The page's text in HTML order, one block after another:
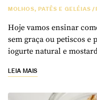
MOLHOS, PATÊS E GELÉIAS/
Hoje vamos ensinar
sem graça ou petiscos e
iogurte natural e
LEIA MAIS